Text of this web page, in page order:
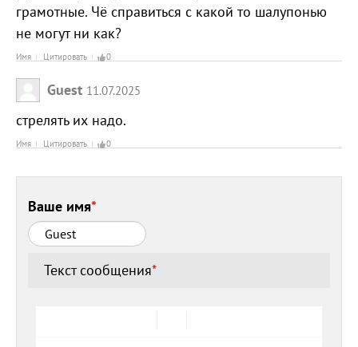
грамотные. Чё справиться с какой то шалупонью
не могут ни как?
Имя Цитировать 0
Guest 11.07.2025
стрелять их надо.
Имя Цитировать 0
Ваше имя*
Текст сообщения*